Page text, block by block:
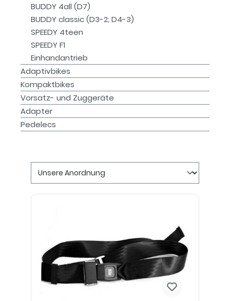
BUDDY 4all (D7)
BUDDY classic (D3-2; D4-3)
SPEEDY 4teen
SPEEDY F1
Einhandantrieb
Adaptivbikes
Kompaktbikes
Vorsatz- und Zuggeräte
Adapter
Pedelecs